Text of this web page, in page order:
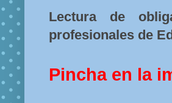
Lectura de
profesionales de
Pincha en la